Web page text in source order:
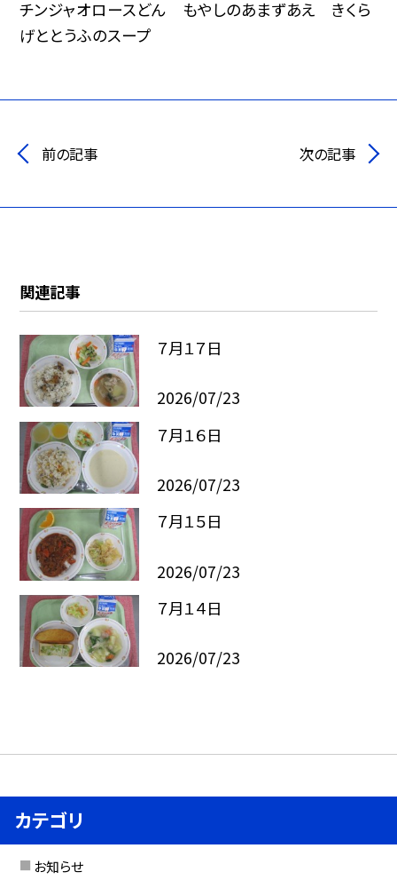
チンジャオロースどん もやしのあまずあえ きくら
げととうふのスープ
前の記事 次の記事
関連記事
７月１７日
2026/07/23
７月１６日
2026/07/23
７月１５日
2026/07/23
７月１４日
2026/07/23
カテゴリ
お知らせ